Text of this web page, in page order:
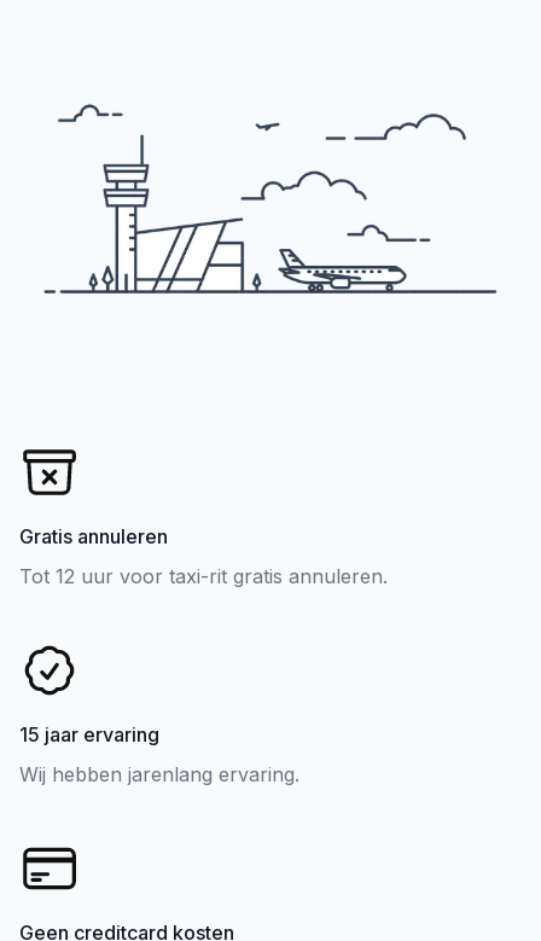
Gratis annuleren
Tot 12 uur voor taxi-rit gratis annuleren.
15 jaar ervaring
Wij hebben jarenlang ervaring.
Geen creditcard kosten